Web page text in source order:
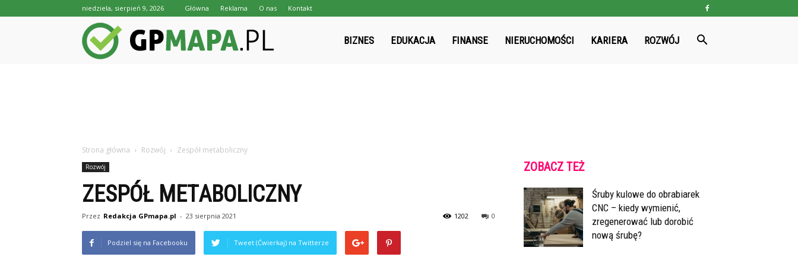
niedziela, sierpień 9, 2026 Główna Reklama O nas Kontakt
BIZNES EDUKACJA FINANSE NIERUCHOMOŚCI KARIERA ROZWÓJ
Strona główna Rozwój Zespół metaboliczny
Rozwój
ZESPÓŁ METABOLICZNY
Przez Redakcja GPmapa.pl - 23 sierpnia 2021 0
1202
Podziel się na Facebooku Tweet (Ćwierkaj) na Twitterze
ZOBACZ TEŻ
Śruby kulowe do obrabiarek
CNC – kiedy wymienić,
zregenerować lub dorobić
nową śrubę?